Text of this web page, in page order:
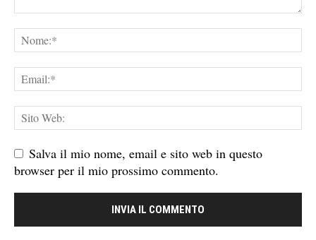
Salva il mio nome, email e sito web in questo
browser per il mio prossimo commento.